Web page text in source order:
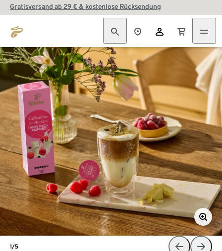
Gratisversand ab 29 € & kostenlose Rücksendung
1/5